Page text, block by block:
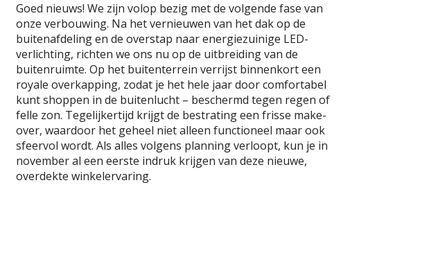
Goed nieuws! We zijn volop bezig met de volgende fase van
onze verbouwing. Na het vernieuwen van het dak op de
buitenafdeling en de overstap naar energiezuinige LED-
verlichting, richten we ons nu op de uitbreiding van de
buitenruimte. Op het buitenterrein verrijst binnenkort een
royale overkapping, zodat je het hele jaar door comfortabel
kunt shoppen in de buitenlucht – beschermd tegen regen of
felle zon. Tegelijkertijd krijgt de bestrating een frisse make-
over, waardoor het geheel niet alleen functioneel maar ook
sfeervol wordt. Als alles volgens planning verloopt, kun je in
november al een eerste indruk krijgen van deze nieuwe,
overdekte winkelervaring.